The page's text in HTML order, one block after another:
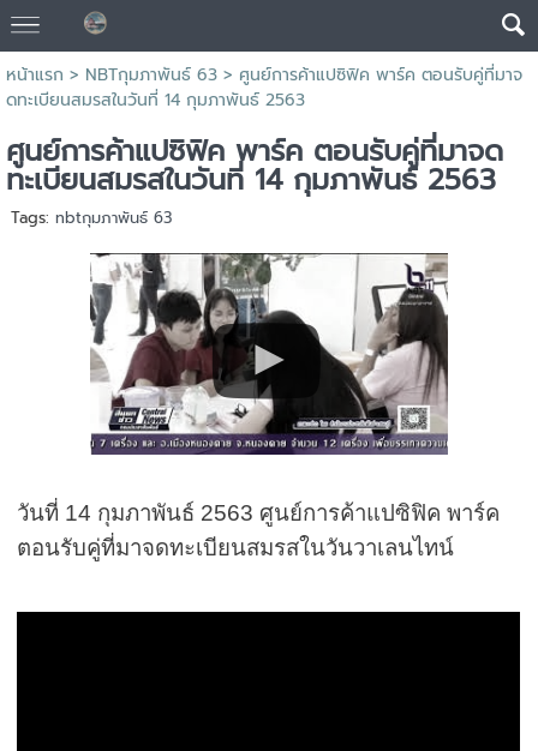
หน้าแรก > NBTกุมภาพันธ์ 63> ศูนย์การค้าแปซิฟิค พาร์ค ตอนรับคู่ที่มาจ
ดทะเบียนสมรสในวันที่ 14 กุมภาพันธ์ 2563
ศูนย์การค้าแปซิฟิค พาร์ค ตอนรับคู่ที่มาจด
ทะเบียนสมรสในวันที่ 14 กุมภาพันธ์ 2563
Tags: nbtกุมภาพันธ์ 63
วันที่ 14 กุมภาพันธ์ 2563 ศูนย์การค้าแปซิฟิค พาร์ค
ตอนรับคู่ที่มาจดทะเบียนสมรสในวันวาเลนไทน์